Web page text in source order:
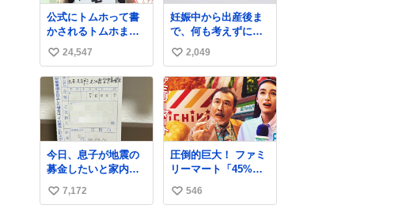
て、災害救助法適用
地域からの同社製品
の修理について、27
年2月1日まで無償で
対応すると発表し
た。「Switch 2」や
「Switch」「Joy-
Con」などが対象。
公式にトムホって書
かされるトムホまだ
面白い
い
い
ね
数
24,547
妊娠中から出産後ま
で、何も考えずにサ
ッと持って行けるよ
うなショルダーバッ
グが欲しいな〜と思
っていたのだけど
snidelでめちゃくち
ゃピッタリなものを
見つけたので買っ
た！✨ スマホと小物
とペットボトルが入
るの最高すぎる🥹 し
かもスマホ入れ独立
してるしファスナー
い
い
ね
数
2,049
今日、息子が地震の
募金したいと家内と
郵便局に行ったみた
いです。おもちゃと
い
7,172
圧倒的巨大！ ファミ
リーマート「45%増
量作戦」には都市伝
説が隠されている、
い
546